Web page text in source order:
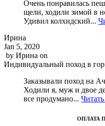
Очень понравилась
щели, ходили зимой в
Удивил колхидский...
Ирина
Jan 5, 2020
by Ирина on
Индивидуальный поход в
Заказывали поход на
Ходили я, муж и двое
все продумано...
ОПЛАТА